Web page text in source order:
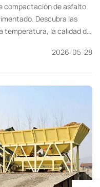
compactación de asfalto
Descubra las
temperatura, la calidad de
y las pruebas de
duradero.2026-05-28